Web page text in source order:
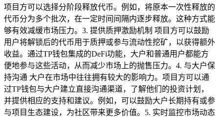
项目方可以选择分阶段释放代币。例如，将原本一次性释放的
代币分为多个批次，在一定时间间隔内逐步释放。这种方式能
够有效减缓市场压力。3. 提供质押激励机制 项目方可以鼓励
用户将解锁后的代币用于质押或参与流动性挖矿，以获得额外
收益。通过TP钱包集成的DeFi功能，大户和普通用户都能方
便地参与这些活动，从而减少市场上的抛售压力。4. 与大户保
持沟通 大户在市场中往往拥有较大的影响力。项目方可以通
过TP钱包与大户建立直接沟通渠道，了解他们的投资计划，
并提供相应的支持和建议。例如，可以鼓励大户长期持有或参
与项目生态建设，为社区带来更多价值。5. 实时监控市场动态